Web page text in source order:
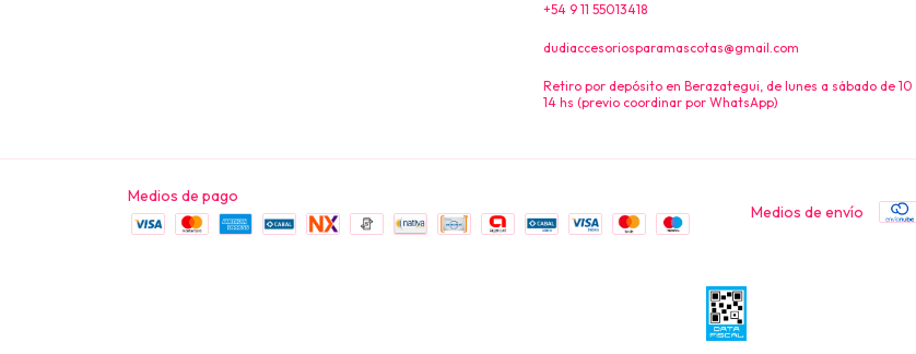
+54 9 11 55013418
dudiaccesoriosparamascotas@gmail.com
Retiro por depósito en Berazategui, de lunes a sábado de 10
14 hs (previo coordinar por WhatsApp)
Medios de pago
Medios de envío